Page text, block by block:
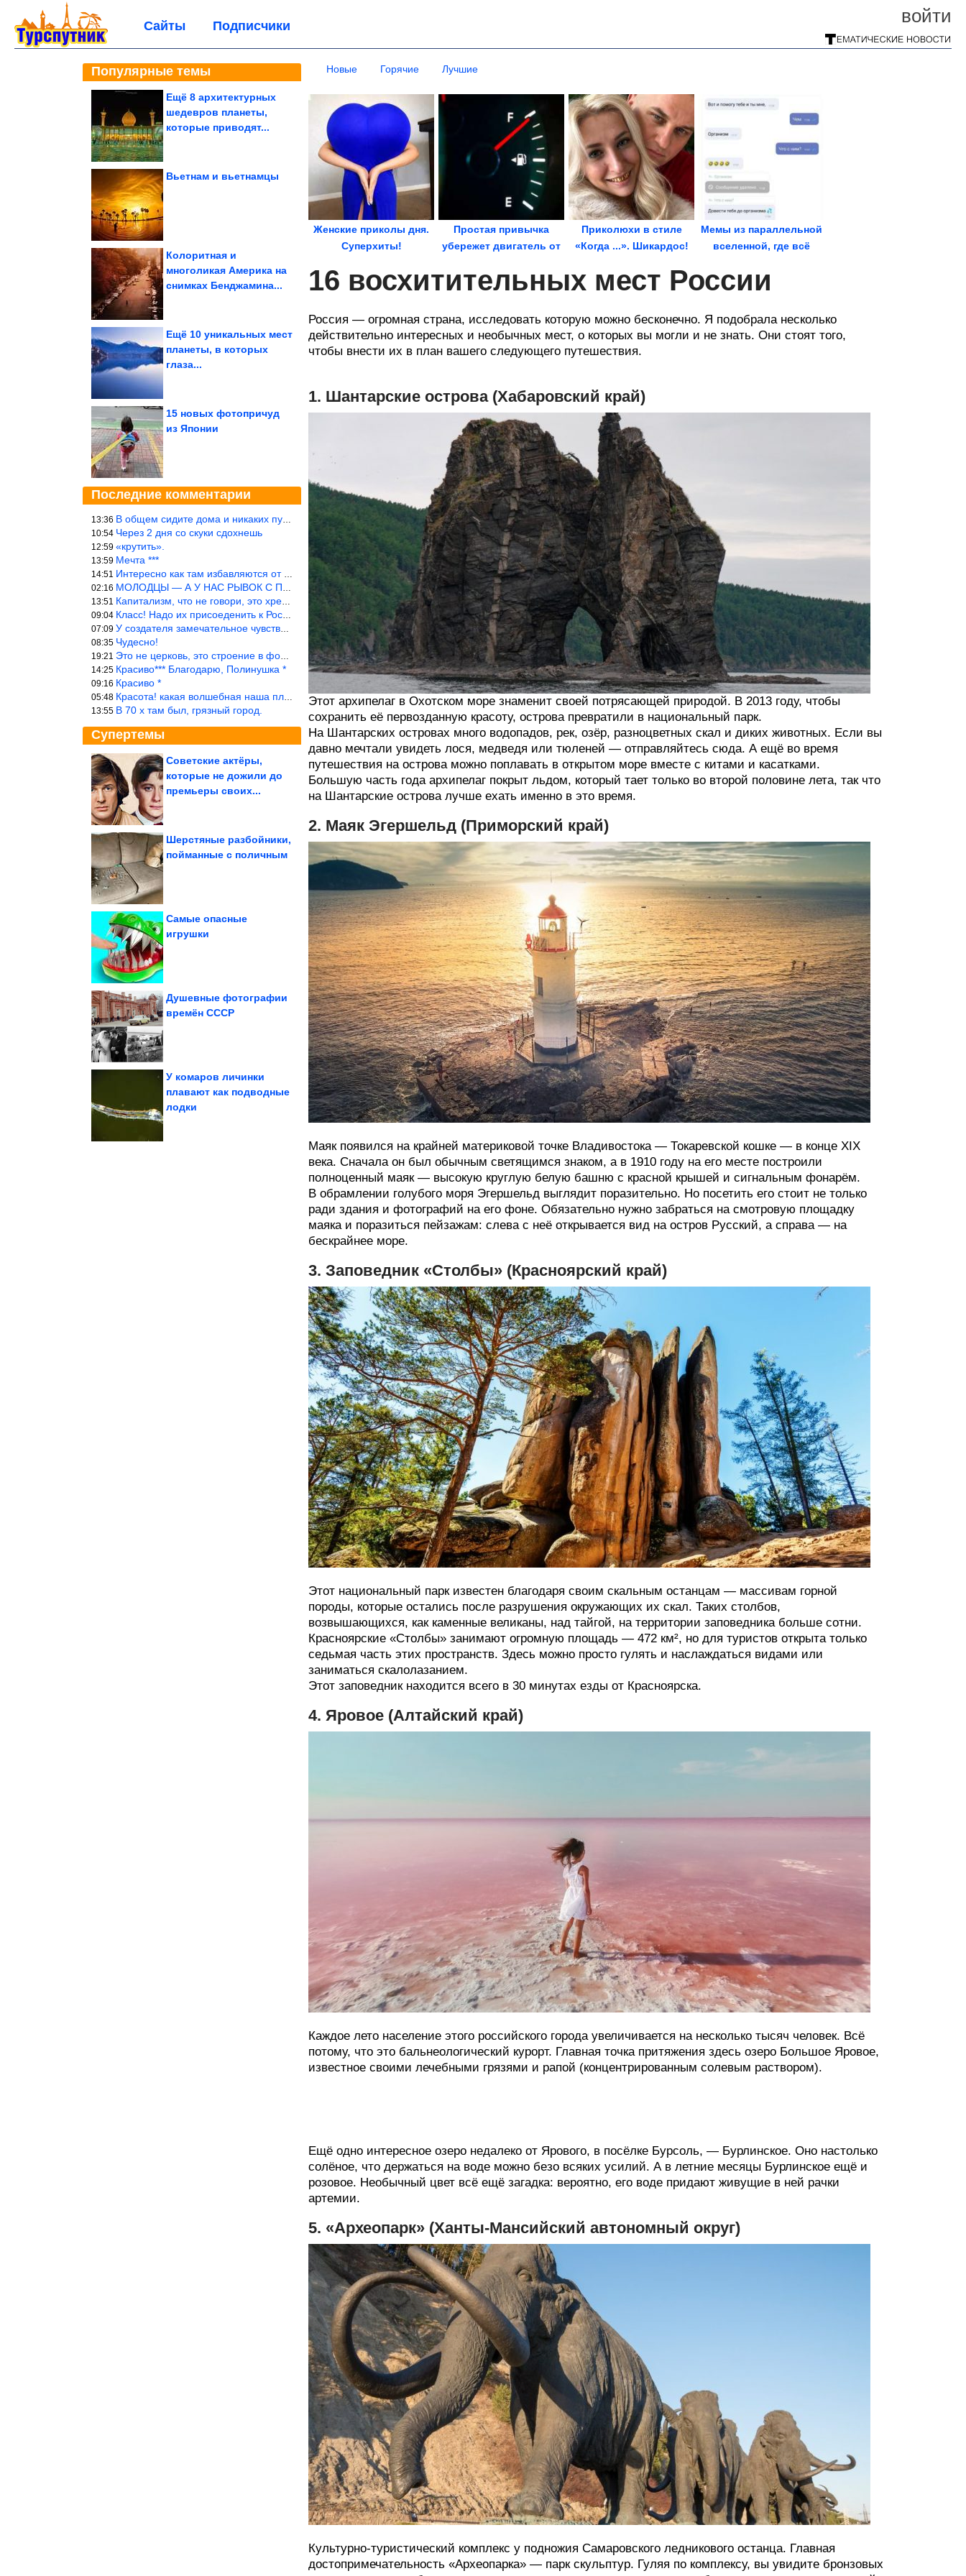
войти
Сайты Подписчики
Популярные темы
Ещё 8 архитектурных
шедевров планеты,
которые приводят...
Вьетнам и вьетнамцы
Колоритная и
многоликая Америка на
снимках Бенджамина...
Ещё 10 уникальных мест
планеты, в которых
глаза...
15 новых фотопричуд
из Японии
Последние комментарии
13:36 В общем сидите дома и никаких путешествий А самая грязная в от
10:54 Через 2 дня со скуки сдохнешь
12:59 «крутить».
13:59 Мечта ***
14:51 Интересно как там избавляются от физиологических и прочих отходо
02:16 МОЛОДЦЫ — А У НАС РЫВОК С ПРОРЫВОМ В ТРУБУ
13:51 Капитализм, что не говори, это хреново (((
09:04 Класс! Надо их присоеденить к России!
07:09 У создателя замечательное чувство юмора! ))
08:35 Чудесно!
19:21 Это не церковь, это строение в форме церкви.
14:25 Красиво*** Благодарю, Полинушка *
09:16 Красиво *
05:48 Красота! какая волшебная наша планета!… еще-бы, мы понимали это…
13:55 В 70 х там был, грязный город.
Супертемы
Советские актёры,
которые не дожили до
премьеры своих...
Что посадить на даче
Шерстяные разбойники,
пойманные с поличным
Простые домашние
Самые опасные
игрушки
Душевные фотографии
времён СССР
Атомный поезд-призрак
У комаров личинки
плавают как подводные
лодки
летней супруге?
Новые Горячие Лучшие
Женские приколы дня.
Суперхиты!
Простая привычка
убережет двигатель от
Приколюхи в стиле
«Когда ...». Шикардос!
Мемы из параллельной
вселенной, где всё
16 восхитительных мест России
Россия — огромная страна, исследовать которую можно бесконечно. Я подобрала несколько
действительно интересных и необычных мест, о которых вы могли и не знать. Они стоят того,
чтобы внести их в план вашего следующего путешествия.
1. Шантарские острова (Хабаровский край)
Этот архипелаг в Охотском море знаменит своей потрясающей природой. В 2013 году, чтобы
сохранить её первозданную красоту, острова превратили в национальный парк.
На Шантарских островах много водопадов, рек, озёр, разноцветных скал и диких животных. Если вы
давно мечтали увидеть лося, медведя или тюленей — отправляйтесь сюда. А ещё во время
путешествия на острова можно поплавать в открытом море вместе с китами и касатками.
Большую часть года архипелаг покрыт льдом, который тает только во второй половине лета, так что
на Шантарские острова лучше ехать именно в это время.
2. Маяк Эгершельд (Приморский край)
Маяк появился на крайней материковой точке Владивостока — Токаревской кошке — в конце XIX
века. Сначала он был обычным светящимся знаком, а в 1910 году на его месте построили
полноценный маяк — высокую круглую белую башню с красной крышей и сигнальным фонарём.
В обрамлении голубого моря Эгершельд выглядит поразительно. Но посетить его стоит не только
ради здания и фотографий на его фоне. Обязательно нужно забраться на смотровую площадку
маяка и поразиться пейзажам: слева с неё открывается вид на остров Русский, а справа — на
бескрайнее море.
3. Заповедник «Столбы» (Красноярский край)
Этот национальный парк известен благодаря своим скальным останцам — массивам горной
породы, которые остались после разрушения окружающих их скал. Таких столбов,
возвышающихся, как каменные великаны, над тайгой, на территории заповедника больше сотни.
Красноярские «Столбы» занимают огромную площадь — 472 км², но для туристов открыта только
седьмая часть этих пространств. Здесь можно просто гулять и наслаждаться видами или
заниматься скалолазанием.
Этот заповедник находится всего в 30 минутах езды от Красноярска.
4. Яровое (Алтайский край)
Каждое лето население этого российского города увеличивается на несколько тысяч человек. Всё
потому, что это бальнеологический курорт. Главная точка притяжения здесь озеро Большое Яровое,
известное своими лечебными грязями и рапой (концентрированным солевым раствором).
Ещё одно интересное озеро недалеко от Ярового, в посёлке Бурсоль, — Бурлинское. Оно настолько
солёное, что держаться на воде можно безо всяких усилий. А в летние месяцы Бурлинское ещё и
розовое. Необычный цвет всё ещё загадка: вероятно, его воде придают живущие в ней рачки
артемии.
5. «Археопарк» (Ханты‑Мансийский автономный округ)
Культурно‑туристический комплекс у подножия Самаровского ледникового останца. Главная
достопримечательность «Археопарка» — парк скульптур. Гуляя по комплексу, вы увидите бронзовых